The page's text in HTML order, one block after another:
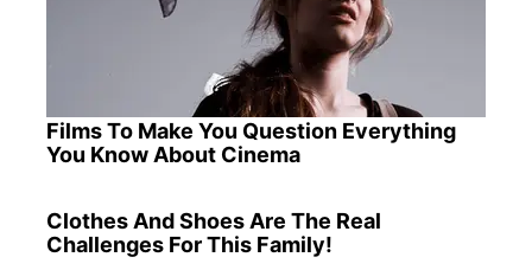
Films To Make You Question Everything
You Know About Cinema
Clothes And Shoes Are The Real
Challenges For This Family!